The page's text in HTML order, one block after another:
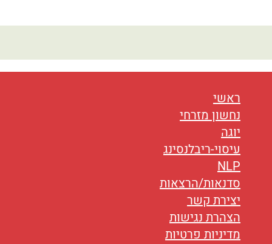
ראשי
נחשון מזרחי
יוגה
עיסוי-ריבלנסינג
NLP
סדנאות/הרצאות
יצירת קשר
הצהרת נגישות
מדיניות פרטיות